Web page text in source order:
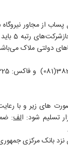
از مجاور نیروگاه
لف: